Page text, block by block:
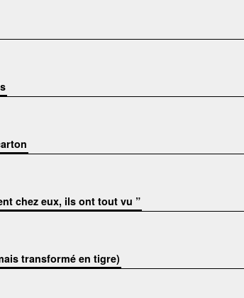
chez eux, ils ont tout vu ”
transformé en tigre)